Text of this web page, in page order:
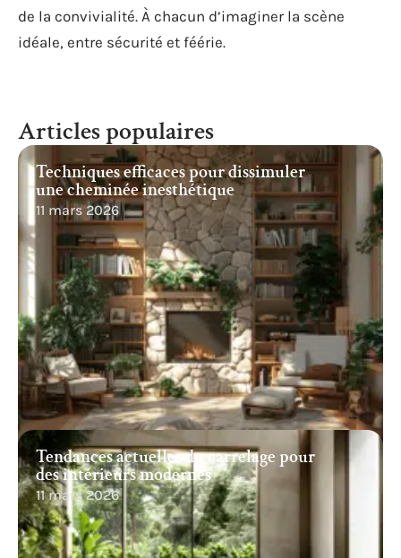
de la convivialité. À chacun d’imaginer la scène
idéale, entre sécurité et féérie.
Articles populaires
Techniques efficaces pour dissimuler
une cheminée inesthétique
11 mars 2026
Tendances actuelles du carrelage pour
des intérieurs modernes
11 mars 2026